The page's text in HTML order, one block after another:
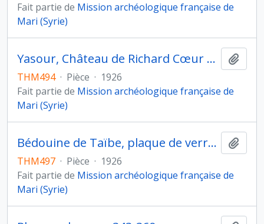
Fait partie de Mission archéologique française de
Mari (Syrie)
Yasour, Château de Richard Cœur de Lion, plaque de verre 988
THM494 · Pièce · 1926
Fait partie de Mission archéologique française de
Mari (Syrie)
Bédouine de Taïbe, plaque de verre 991
THM497 · Pièce · 1926
Fait partie de Mission archéologique française de
Mari (Syrie)